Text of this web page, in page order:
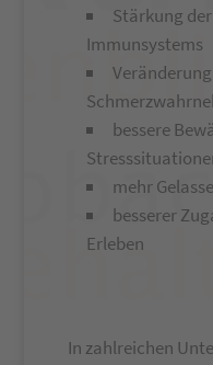
Stärkung
Immunsystems
bessere
mehr
besserer
Erleben
In zahlreichen